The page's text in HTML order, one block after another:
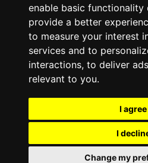
enable basic
provide a better
to measure your interest
services and to
interactions, to deliver
relevant to you.
I agree
I
Change my